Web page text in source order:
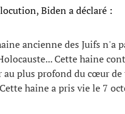
Biden a déclaré :
ancienne des Juifs n'a
Cette haine
au plus profond du cœur de
haine a pris vie le 7